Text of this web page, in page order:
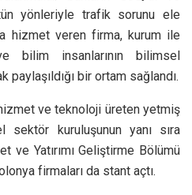
yönleriyle trafik sorunu ele
hizmet veren firma, kurum ile
bilim insanlarının bilimsel
paylaşıldığı bir ortam sağlandı.
ve teknoloji üreten yetmiş
kuruluşunun yanı sıra
ve Yatırımı Geliştirme Bölümü
firmaları da stant açtı.